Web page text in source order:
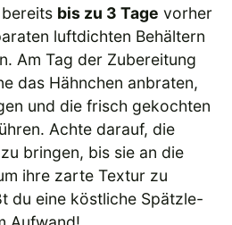
bis zu 3 Tage vorher
luftdichten Behältern
Am Tag der Zubereitung
das Hähnchen anbraten,
und die frisch gekochten
Achte darauf, die
bringen, bis sie an die
ihre zarte Textur zu
du eine köstliche Spätzle-